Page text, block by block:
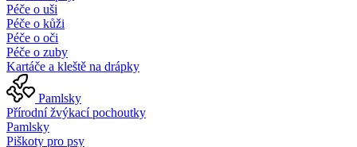
Péče o uši
Péče o kůži
Péče o oči
Péče o zuby
Kartáče a kleště na drápky
Pamlsky
Přírodní žvýkací pochoutky
Pamlsky
Piškoty pro psy